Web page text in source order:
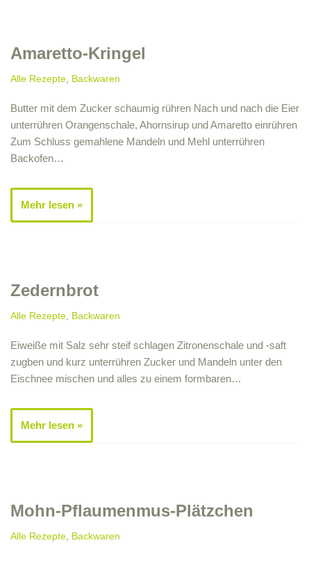
Amaretto-Kringel
Alle Rezepte Backwaren
Butter mit dem Zucker schaumig rühren Nach und nach die Eier
unterrühren Orangenschale, Ahornsirup und Amaretto einrühren
Zum Schluss gemahlene Mandeln und Mehl unterrühren
Backofen…
Mehr lesen »
Zedernbrot
Alle Rezepte Backwaren
Eiweiße mit Salz sehr steif schlagen Zitronenschale und -saft
zugben und kurz unterrühren Zucker und Mandeln unter den
Eischnee mischen und alles zu einem formbaren…
Mehr lesen »
Mohn-Pflaumenmus-Plätzchen
Alle Rezepte Backwaren